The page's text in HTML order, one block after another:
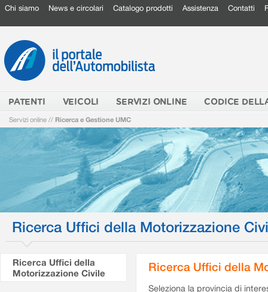
Chi siamo News e circolari Catalogo prodotti Assistenza Contatti
PATENTI VEICOLI SERVIZI ONLINE CODICE
Servizi online // Ricerca e Gestione UMC
Ricerca Uffici della Motorizzazione
Ricerca Uffici della
Motorizzazione Civile
Ricerca Uffici della
Seleziona la provincia di